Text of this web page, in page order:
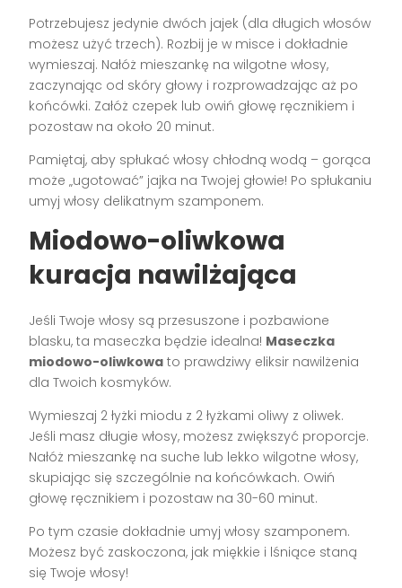
Potrzebujesz jedynie dwóch jajek (dla długich włosów
możesz użyć trzech). Rozbij je w misce i dokładnie
wymieszaj. Nałóż mieszankę na wilgotne włosy,
zaczynając od skóry głowy i rozprowadzając aż po
końcówki. Załóż czepek lub owiń głowę ręcznikiem i
pozostaw na około 20 minut.
Pamiętaj, aby spłukać włosy chłodną wodą – gorąca
może „ugotować” jajka na Twojej głowie! Po spłukaniu
umyj włosy delikatnym szamponem.
Miodowo-oliwkowa
kuracja nawilżająca
Jeśli Twoje włosy są przesuszone i pozbawione
blasku, ta maseczka będzie idealna! Maseczka
miodowo-oliwkowa to prawdziwy eliksir nawilżenia
dla Twoich kosmyków.
Wymieszaj 2 łyżki miodu z 2 łyżkami oliwy z oliwek.
Jeśli masz długie włosy, możesz zwiększyć proporcje.
Nałóż mieszankę na suche lub lekko wilgotne włosy,
skupiając się szczególnie na końcówkach. Owiń
głowę ręcznikiem i pozostaw na 30-60 minut.
Po tym czasie dokładnie umyj włosy szamponem.
Możesz być zaskoczona, jak miękkie i lśniące staną
się Twoje włosy!